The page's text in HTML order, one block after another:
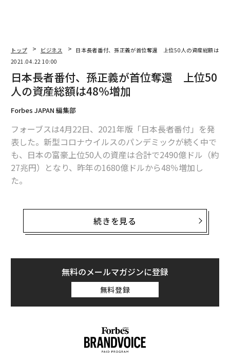
トップ ビジネス
日本長者番付、孫正義が首位奪還 上位50人の資産総額は48
2021.04.22 10:00
日本長者番付、孫正義が首位奪還 上位50
人の資産総額は48％増加
Forbes JAPAN 編集部
フォーブスは4月22日、2021年版「日本長者番付」を発
表した。新型コロナウイルスのパンデミックが続く中で
も、日本の富豪上位50人の資産は合計で2490億ドル（約
27兆円）となり、昨年の1680億ドルから48％増加し
た。
また、今回の番付では50位の富豪の保有資産が11億500
0万ドルとなり、初めて10億ドルを超えた。昨年の50位
の資産額は8億1000万ドルだった。
【ランキング】日本の富豪トップ50>>
日本は昨年中に輸出額が増加に転じたほか、近く開催予
定の東京五輪への期待感もあり、日経平均株価は前年比
3年ぶりに孫がトップ
続きを見る
無料のメールマガジンに登録
無料登録